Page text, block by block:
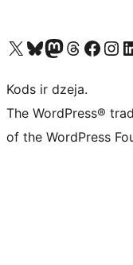
Apmeklējiet mūsu X (agrāk Twitter) kontu
Apmeklējiet mūsu Bluesky kontu
Apmeklējiet mūsu Mastodon kontu
Apmeklējiet mūsu Threads kontu
Apmeklējiet mūsu Facebook lapu
Apmeklējiet mūsu
Kods ir dzeja.
The WordPress®
of the WordPress